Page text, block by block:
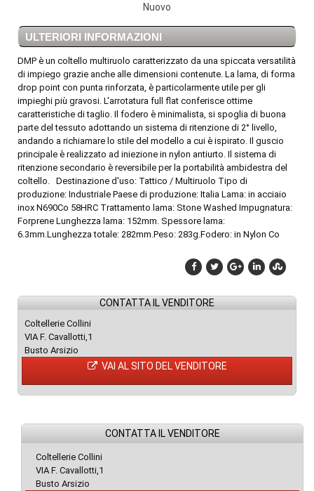
Nuovo
ULTERIORI INFORMAZIONI
DMP è un coltello multiruolo caratterizzato da una spiccata versatilità
di impiego grazie anche alle dimensioni contenute. La lama, di forma
drop point con punta rinforzata, è particolarmente utile per gli
impieghi più gravosi. L'arrotatura full flat conferisce ottime
caratteristiche di taglio. Il fodero è minimalista, si spoglia di buona
parte del tessuto adottando un sistema di ritenzione di 2° livello,
andando a richiamare lo stile del modello a cui è ispirato. Il guscio
principale è realizzato ad iniezione in nylon antiurto. Il sistema di
ritenzione secondario è reversibile per la portabilità ambidestra del
coltello. Destinazione d'uso: Tattico / Multiruolo Tipo di
produzione: Industriale Paese di produzione: Italia Lama: in acciaio
inox N690Co 58HRC Trattamento lama: Stone Washed Impugnatura:
Forprene Lunghezza lama: 152mm. Spessore lama:
6.3mm.Lunghezza totale: 282mm.Peso: 283g.Fodero: in Nylon Co
CONTATTA IL VENDITORE
Coltellerie Collini
VIA F. Cavallotti,1
Busto Arsizio
VAI AL SITO DEL VENDITORE
CONTATTA IL VENDITORE
Coltellerie Collini
VIA F. Cavallotti,1
Busto Arsizio